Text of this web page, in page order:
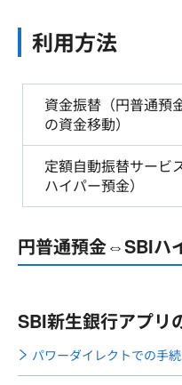
利用方法
資金振替（円普通預
の資金移動）
定額自動振替サービ
ハイパー預金）
円普通預金⇔SBIハ
SBI新生銀行アプリ
パワーダイレクトでの手